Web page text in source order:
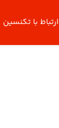
ارتباط با تکنسین